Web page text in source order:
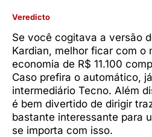
Veredicto
Se você cogitava a versão
Kardian, melhor ficar com o
economia de R$ 11.100
Caso prefira o automático,
intermediário Tecno. Além
é bem divertido de dirigir
bastante interessante para
se importa com isso.